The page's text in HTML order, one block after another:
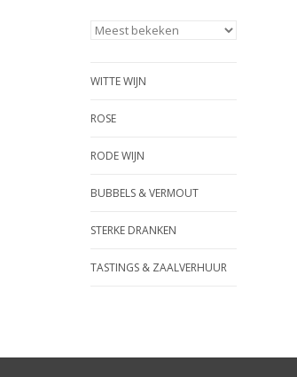
WITTE WIJN
ROSE
RODE WIJN
BUBBELS & VERMOUT
STERKE DRANKEN
TASTINGS & ZAALVERHUUR